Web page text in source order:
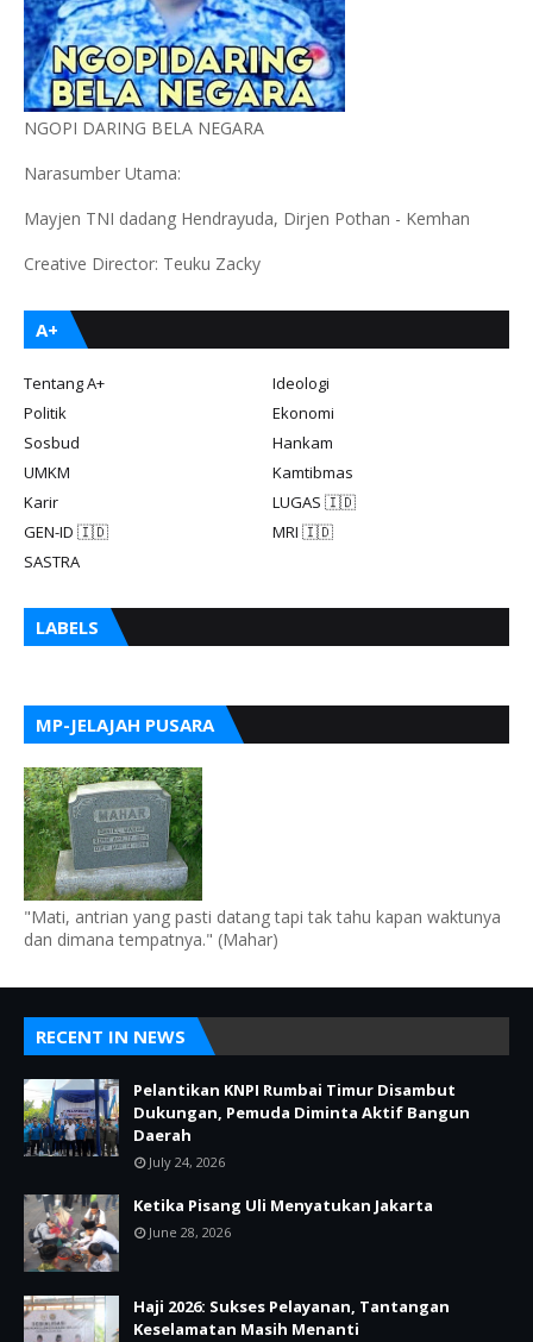
NGOPI DARING BELA NEGARA
Narasumber Utama:
Mayjen TNI dadang Hendrayuda, Dirjen Pothan - Kemhan
Creative Director: Teuku Zacky
A+
Tentang A+
Ideologi
Politik
Ekonomi
Sosbud
Hankam
UMKM
Kamtibmas
Karir
LUGAS 🇮🇩
GEN-ID 🇮🇩
MRI 🇮🇩
SASTRA
LABELS
MP-JELAJAH PUSARA
"Mati, antrian yang pasti datang tapi tak tahu kapan waktunya
dan dimana tempatnya." (Mahar)
RECENT IN NEWS
Pelantikan KNPI Rumbai Timur Disambut
Dukungan, Pemuda Diminta Aktif Bangun
Daerah
July 24, 2026
Ketika Pisang Uli Menyatukan Jakarta
June 28, 2026
Haji 2026: Sukses Pelayanan, Tantangan
Keselamatan Masih Menanti